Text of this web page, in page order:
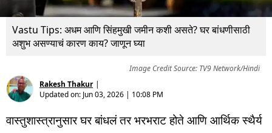
Vastu Tips: अधम आणि सिंहमुखी जमीन कशी असते? घर बांधणीसाठी
अशुभ असण्याचं कारण काय? जाणून घ्या
Image Credit Source: TV9 Network/Hindi
Rakesh Thakur |
Updated on: Jun 03, 2026 | 10:08 PM
वास्तुशास्त्रानुसार घर बांधलं तर भरभराट होते आणि आर्थिक स्थैर्य